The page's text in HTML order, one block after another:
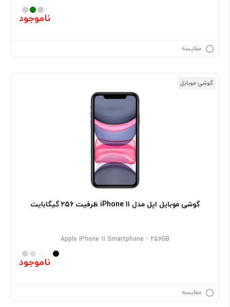
ناموجود
مقایسه
گوشی موبایل
گوشی موبایل اپل مدل iPhone 11 ظرفیت 256 گیگابایت
Apple iPhone 11 Smartphone - 256GB
ناموجود
مقایسه